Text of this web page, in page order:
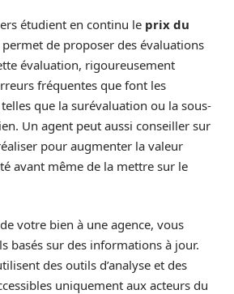
étudient en continu le prix du
de proposer des évaluations
évaluation, rigoureusement
fréquentes que font les
que la surévaluation ou la sous-
Un agent peut aussi conseiller sur
pour augmenter la valeur
avant même de la mettre sur le
votre bien à une agence, vous
basés sur des informations à jour.
des outils d’analyse et des
uniquement aux acteurs du